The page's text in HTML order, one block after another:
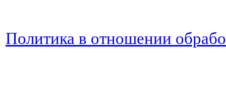
Политика в отношении